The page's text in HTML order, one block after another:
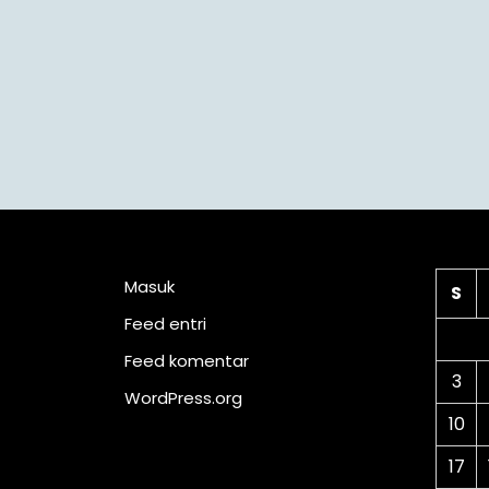
Masuk
Feed entri
Feed komentar
WordPress.org
S
3
10
17